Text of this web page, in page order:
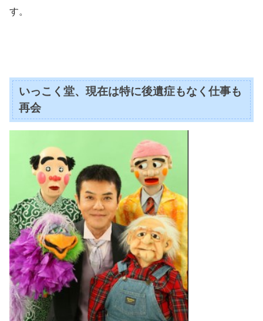
す。
いっこく堂、現在は特に後遺症もなく仕事も
再会